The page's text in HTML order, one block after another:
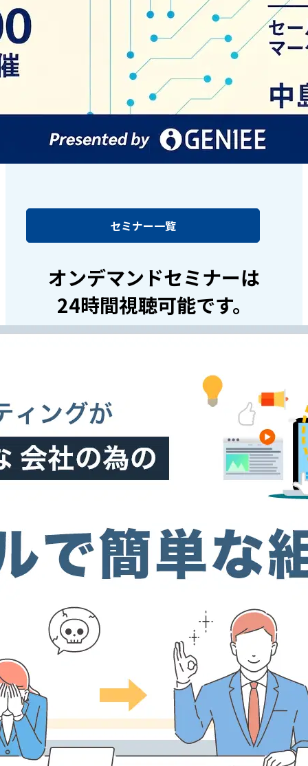
セミナー一覧
オンデマンドセミナーは
24時間視聴可能です。